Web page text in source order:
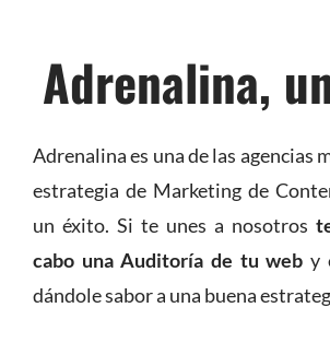
Adrenalina,
Adrenalina es una de las agencias
estrategia de Marketing de
un éxito. Si te unes a nosotros
cabo una Auditoría de tu web y
dándole sabor a una buena